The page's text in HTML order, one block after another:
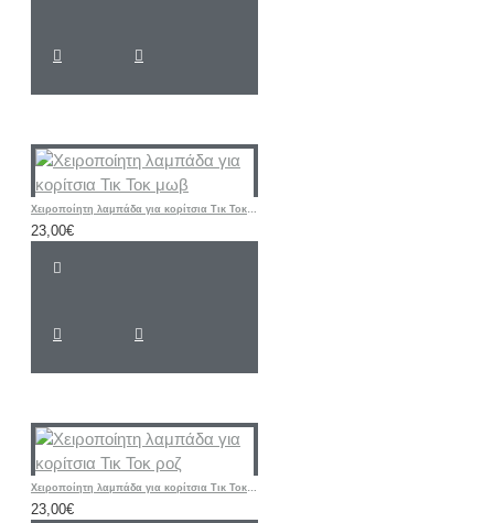
Χειροποίητη λαμπάδα για κορίτσια Τικ Τοκ μωβ
23,00€
Χειροποίητη λαμπάδα για κορίτσια Τικ Τοκ ροζ
23,00€